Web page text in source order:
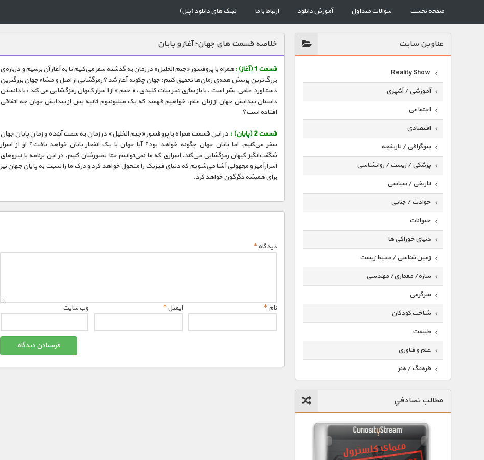
صفحه نخست سوالات متداول آموزش دانلود ارتباط با ما لینک های دانلود (پنل)
عناوين سايت
Reality Show
آموزشی / آشپزی
اجتماعی
اقتصادی
بیوگرافی / تاریخچه
پزشکی / زیست / روانشناسی
تاریخی / سیاسی
حوادث / جنایی
حیوانات
دنیای خوراکی ها
زمین شناسی / محیط زیست
سازه/ معماری/ مهندسی
سرگرمی
شناخت کودکان
طبیعت
علم و فناوری
فرهنگ / هنر
گردشگری
ماورایی
مسابقات / ورزشی
مطالب تصادفي
خلاصه قسمت های جهان؛ آغاز و پایان
قسمت 1 (آغاز) :
همراه با پروفسور «جیم الخلیل» در زمان به گذشته سفر می‌کنیم تا به آغاز آن برسیم و درباره‌ی
بزرگ‌ترین پرسش همه‌ی زمان‌ها تحقیق کنیم: جهان چکونه آغاز شد؟ رمزگشایی از اصل و منشاء جهان بزرگترین
دستاورد علمی بشر است. با بازسازی تجربیات کلیدی، «جیم» از اسرار کیهان رمزگشایی می‌کند: با دانستن
داستان پیدایش جهان از زبان علم، خواهیم فهمید که یک میلیونیوم ثانیه پس از پیدایش جهان چه اتفاقی
افتاده است؟
قسمت 2 (پایان) :
در این قسمت همراه با پروفسور «جیم الخلیل» در زمان به سمت آینده و زمان پایان جهان
سفر می‌کنیم. اما پایان جهان چگونه خواهد بود؟ آیا جهان با یک انفجار پایان خواهد یافت؟ او از اسرار
شگفت‌انگیز کیهان رمزگشایی می‌کند. اسراری که ما نمی‌توانیم حتا تصورشان کنیم. در این برنامه با نیروهای
اسرارآمیز و مجهولی آشنا می‌شویم که دنیای فیزیک را متحول خواهد کرد و درک ما را نسبت به پایان جهان نیز
برای همیشه دگرگون خواهد کرد.
دیدگاه*
نام* ایمیل* وب‌ سایت